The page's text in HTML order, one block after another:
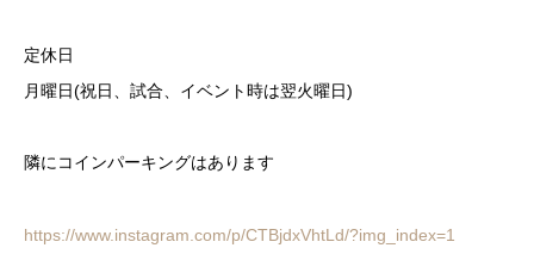
定休日
月曜日(祝日、試合、イベント時は翌火曜日)
隣にコインパーキングはあります
https://www.instagram.com/p/CTBjdxVhtLd/?img_index=1